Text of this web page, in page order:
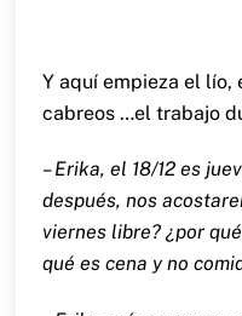
Y aquí empieza el lío,
cabreos …el trabajo
– Erika, el 18/12 es
después, nos
viernes libre? ¿por
qué es cena y no